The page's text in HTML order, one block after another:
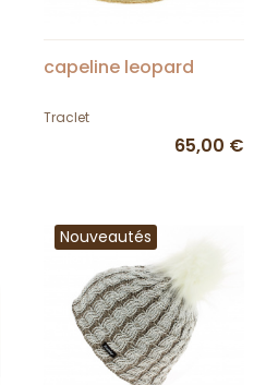
capeline leopard
Traclet
65,00 €
Nouveautés